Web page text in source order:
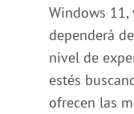
Windows 11,
dependerá
nivel de
estés
ofrecen las